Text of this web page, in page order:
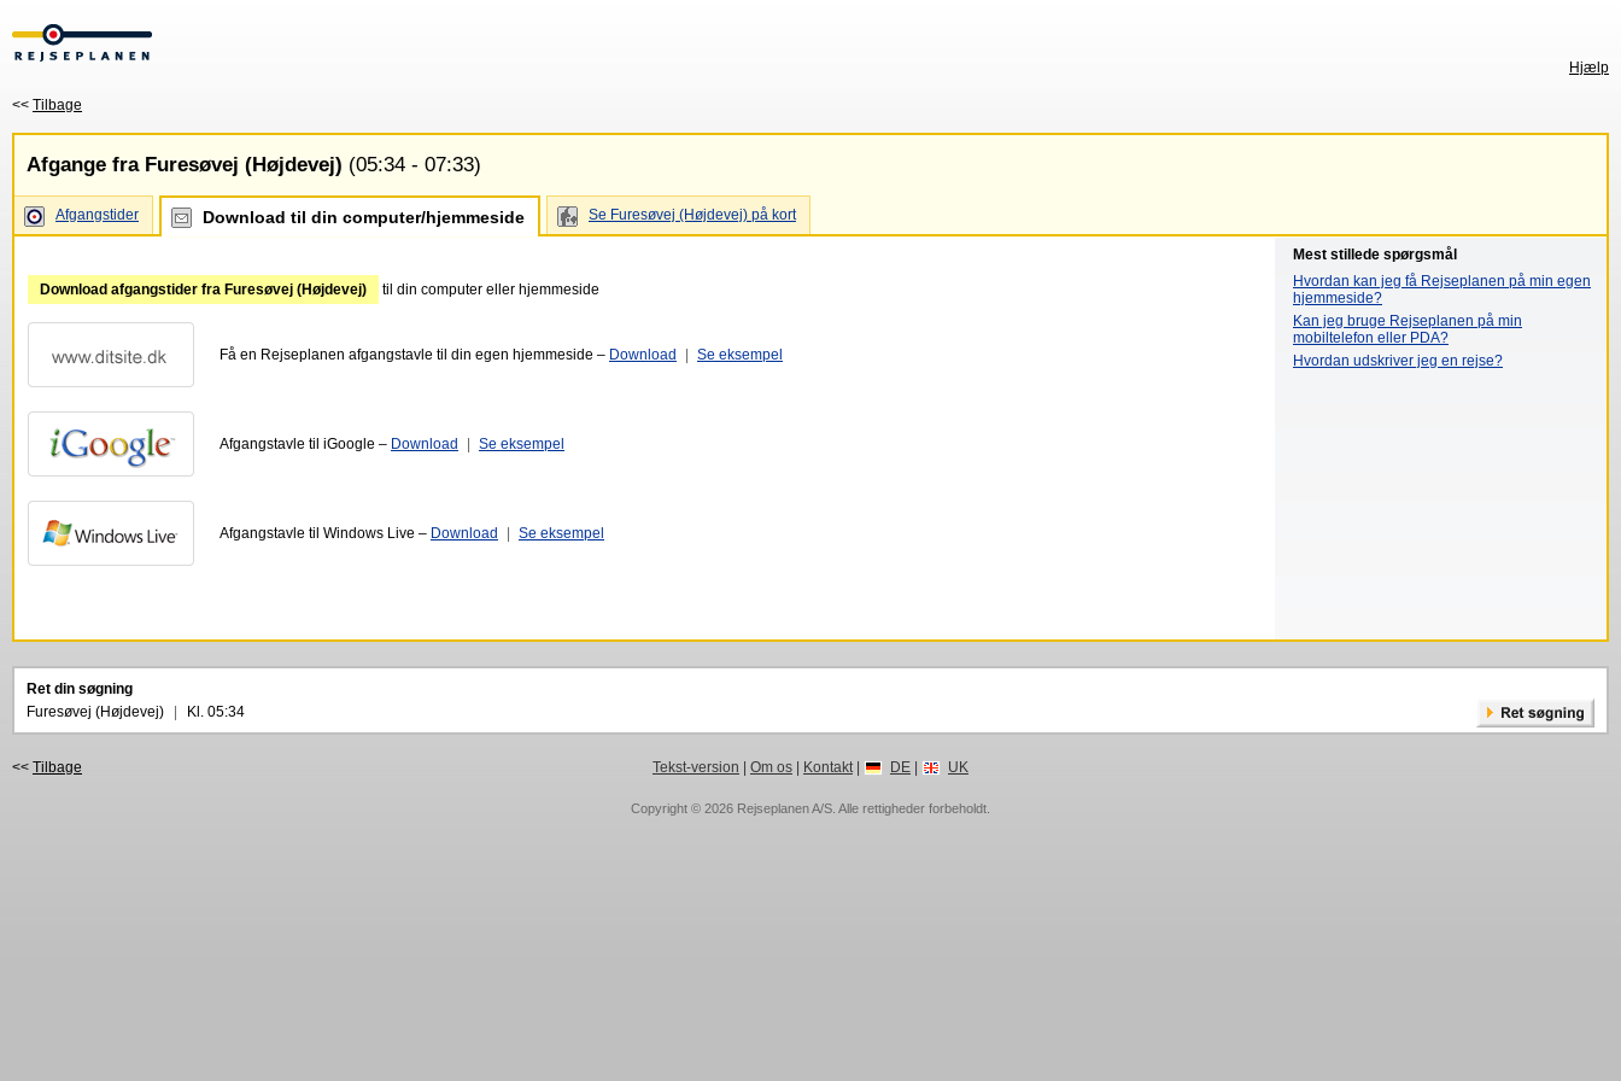
Hjælp
<< Tilbage
Afgange fra Furesøvej (Højdevej) (05:34 - 07:33)
Afgangstider Download til din computer/hjemmeside Se Furesøvej (Højdevej) på kort
Download afgangstider fra Furesøvej (Højdevej) til din computer eller hjemmeside
Få en Rejseplanen afgangstavle til din egen hjemmeside – Download Se eksempel
Afgangstavle til iGoogle – Download Se eksempel
Afgangstavle til Windows Live – Download Se eksempel
Mest stillede spørgsmål
Hvordan kan jeg få Rejseplanen på min egen
hjemmeside?
Kan jeg bruge Rejseplanen på min
mobiltelefon eller PDA?
Hvordan udskriver jeg en rejse?
Ret din søgning
Furesøvej (Højdevej)
Kl. 05:34
<< Tilbage Tekst-version Om os| Kontakt| DE| UK
Copyright © 2026 Rejseplanen A/S . Alle rettigheder forbeholdt.